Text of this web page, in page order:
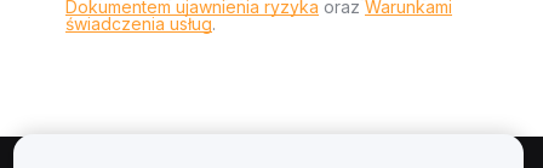
Dokumentem ujawnienia ryzyka orazWarunkami
świadczenia usług.